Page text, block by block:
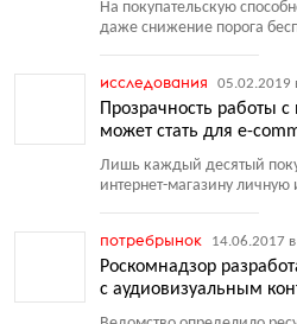
На покупательскую
даже снижение порога
исследования 05.02.2019
Прозрачность работы
может стать для e-
Лишь каждый десятый
интернет-магазину
потребрынок 14.06.2017
Роскомнадзор
с аудиовизуальным